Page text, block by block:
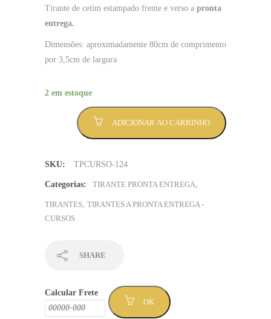
Tirante de cetim estampado frente e verso a pronta
entrega.
Dimensões: aproximadamente 80cm de comprimento
por 3,5cm de largura
2 em estoque
frente
verde
verso
preto
Sem
124
ADICIONAR AO CARRINHO
SKU: TPCURSO-124
Categorias: TIRANTE PRONTA ENTREGA
TIRANTES TIRANTES A PRONTA ENTREGA -
CURSOS
SHARE
Calcular Frete
OK